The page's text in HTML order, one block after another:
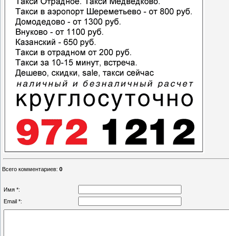
Всего комментариев: 0
Имя *:
Email *: